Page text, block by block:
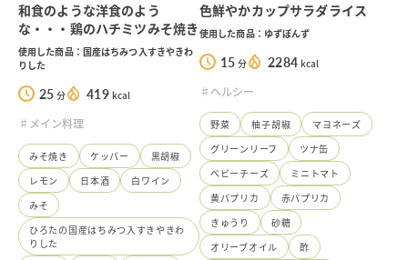
和食のような洋食のよう
な・・・鶏のハチミツみそ焼き
使用した商品：国産はちみつ入すきやきわ
りした
25 分 419 kcal
♯メイン料理
みそ焼き ケッパー
黒胡椒
レモン
日本酒
白ワイン
みそ
ひろたの国産はちみつ入すきやきわ
りした
色鮮やかカップサラダライス
使用した商品：ゆずぽんず
15 分 2284 kcal
♯ヘルシー
野菜 柚子胡椒
マヨネーズ
グリーンリーフ
ツナ缶
ベビーチーズ
ミニトマト
黄パプリカ
赤パプリカ
きゅうり
砂糖
オリーブオイル
酢